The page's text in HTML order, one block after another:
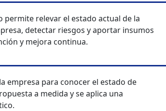
permite relevar el estado actual de la
detectar riesgos y aportar insumos
y mejora continua.
empresa para conocer el estado de
a medida y se aplica una